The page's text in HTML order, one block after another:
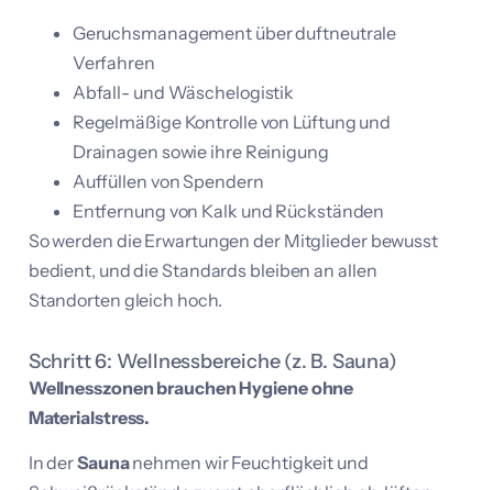
Geruchsmanagement über duftneutrale
Verfahren
Abfall- und Wäschelogistik
Regelmäßige Kontrolle von Lüftung und
Drainagen sowie ihre Reinigung
Auffüllen von Spendern
Entfernung von Kalk und Rückständen
So werden die Erwartungen der Mitglieder bewusst
bedient, und die Standards bleiben an allen
Standorten gleich hoch.
Schritt 6: Wellnessbereiche (z. B. Sauna)
Wellnesszonen brauchen Hygiene ohne
Materialstress.
In derSaunanehmen wir Feuchtigkeit und